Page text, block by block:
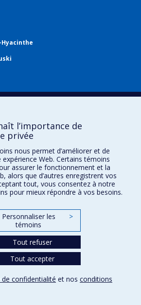
Hyacinthe
de l'Université de Montréal détient
et est membre de l'AAVMC.
l’importance de
privée
nous permet d’améliorer et de
Web. Certains témoins
assurer le fonctionnement et la
alors que d’autres enregistrent vos
tout, vous consentez à notre
pour mieux répondre à vos besoins.
Personnaliser les
témoins
>
Tout refuser
Tout accepter
confidentialité et nos conditions